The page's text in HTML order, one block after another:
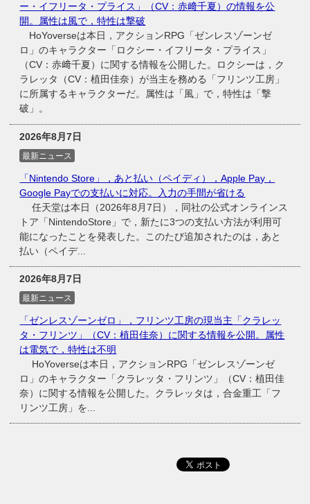
ー・イフリータ・プライス」（CV：赤﨑千夏）の情報を公
開。属性は風で，特性は撃破
HoYoverseは本日，アクションRPG「ゼンレスゾーンゼ
ロ」のキャラクター「ロクシー・イフリータ・プライス」
（CV：赤﨑千夏）に関する情報を公開した。ロクシーは，ク
ラレッタ（CV：植田佳奈）が当主を務める「フリンツ工房」
に所属するキャラクターだ。属性は「風」で，特性は「撃
破」。
2026年8月7日
最新ニュース
「Nintendo Store」，あと払い（ペイディ），Apple Pay，
Google Payでの支払いに対応。入力の手間が省ける
任天堂は本日（2026年8月7日），同社の公式オンラインス
トア「NintendoStore」で，新たに3つの支払い方法が利用可
能になったことを発表した。このたび追加されたのは，あと
払い（ペイデ...
2026年8月7日
最新ニュース
「ゼンレスゾーンゼロ」，フリンツ工房の現当主「クラレッ
タ・フリンツ」（CV：植田佳奈）に関する情報を公開。属性
は電気で，特性は不明
HoYoverseは本日，アクションRPG「ゼンレスゾーンゼ
ロ」のキャラクター「クラレッタ・フリンツ」（CV：植田佳
奈）に関する情報を公開した。クラレッタは，合金重工「フ
リンツ工房」を...